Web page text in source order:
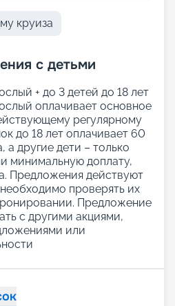
круиза
с детьми
+ до 3 детей до 18 лет
оплачивает основное
регулярному
до 18 лет оплачивает 60
а другие дети – только
минимальную доплату,
Предложения действуют
проверять их
Предложение
с другими акциями,
или